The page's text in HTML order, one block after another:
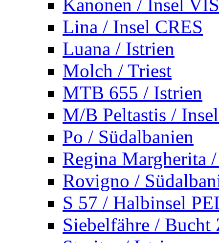
Kanonen / Insel VIS
Lina / Insel CRES
Luana / Istrien
Molch / Triest
MTB 655 / Istrien
M/B Peltastis /
Po / Südalbanien
Regina Margherita
Rovigno /
S 57 / Halbinsel
Siebelfähre / Bucht